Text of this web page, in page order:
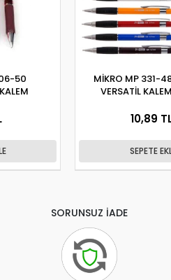
50
MİKRO MP 331-
VERSATİL
10,89
SEPETE
SORUNSUZ İADE